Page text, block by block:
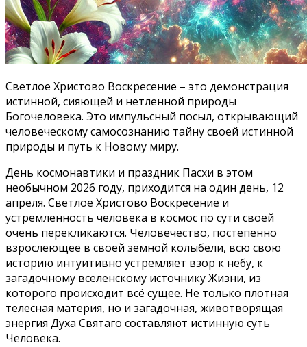
Светлое Христово Воскресение – это демонстрация
истинной, сияющей и нетленной природы
Богочеловека. Это импульсный посыл, открывающий
человеческому самосознанию тайну своей истинной
природы и путь к Новому миру.
День космонавтики и праздник Пасхи в этом
необычном 2026 году, приходится на один день, 12
апреля. Светлое Христово Воскресение и
устремленность человека в космос по сути своей
очень перекликаются. Человечество, постепенно
взрослеющее в своей земной колыбели, всю свою
историю интуитивно устремляет взор к небу, к
загадочному вселенскому источнику Жизни, из
которого происходит всё сущее. Не только плотная
телесная материя, но и загадочная, животворящая
энергия Духа Святаго составляют истинную суть
Человека.